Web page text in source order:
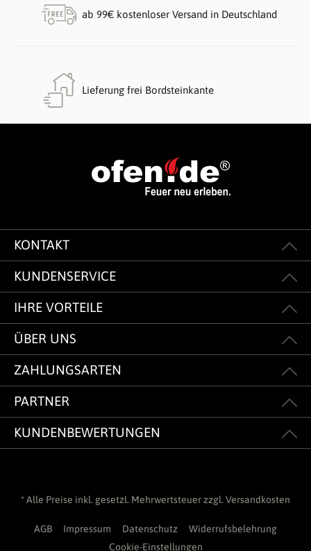
ab 99€ kostenloser Versand in Deutschland
Lieferung frei Bordsteinkante
KONTAKT
KUNDENSERVICE
IHRE VORTEILE
ÜBER UNS
ZAHLUNGSARTEN
PARTNER
KUNDENBEWERTUNGEN
* Alle Preise inkl. gesetzl. Mehrwertsteuer zzgl. Versandkosten
AGB Impressum Datenschutz
Widerrufsbelehrung
Cookie-Einstellungen